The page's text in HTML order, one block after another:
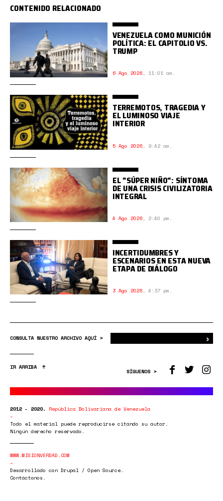
CONTENIDO RELACIONADO
VENEZUELA COMO MUNICIÓN
POLÍTICA: EL CAPITOLIO VS.
TRUMP
6 Ago 2026, 11:01 am.
TERREMOTOS, TRAGEDIA Y
EL LUMINOSO VIAJE
INTERIOR
5 Ago 2026, 9:42 am.
EL "SÚPER NIÑO": SÍNTOMA
DE UNA CRISIS CIVILIZATORIA
INTEGRAL
4 Ago 2026, 2:40 pm.
INCERTIDUMBRES Y
ESCENARIOS EN ESTA NUEVA
ETAPA DE DIÁLOGO
3 Ago 2026, 4:37 pm.
CONSULTA NUESTRO ARCHIVO AQUÍ > ›
IR ARRIBA
SÍGUENOS >
2012 - 2020. República Bolivariana de Venezuela
Todo el material puede reproducirse citando su autor.
Ningún derecho reservado.
WWW.MISIONVERDAD.COM
Desarrollado con Drupal / Open Source.
Contáctanos.